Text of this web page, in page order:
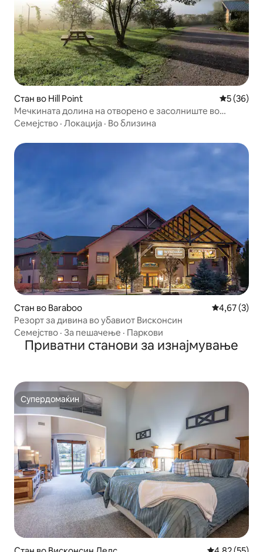
Стан во Hill Point Просечна
5 (36)
Мечкината долина на отворено е засолниште во
беспрекорна област
Семејство · Локација · Во близина
Стан во Baraboo Просечна
4,67 (3)
Резорт за дивина во убавиот Висконсин
Семејство · За пешачење · Паркови
Приватни станови за изнајмување
Супердомаќин
Супердомаќин